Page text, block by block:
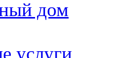
дом
услуги